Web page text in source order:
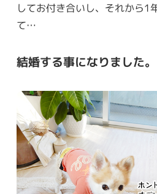
してお付き合いし、それから1
て…
結婚する事になりました。